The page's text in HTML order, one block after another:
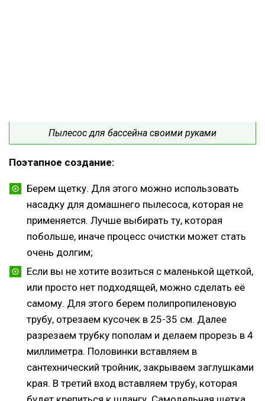
Пылесос для бассейна своими руками
Поэтапное создание:
Берем щетку. Для этого можно использовать
насадку для домашнего пылесоса, которая не
применяется. Лучше выбирать ту, которая
побольше, иначе процесс очистки может стать
очень долгим;
Если вы не хотите возиться с маленькой щеткой,
или просто нет подходящей, можно сделать её
самому. Для этого берем полипропиленовую
трубу, отрезаем кусочек в 25-35 см. Далее
разрезаем трубку пополам и делаем прорезь в 4
миллиметра. Половинки вставляем в
сантехнический тройник, закрываем заглушками
края. В третий вход вставляем трубу, которая